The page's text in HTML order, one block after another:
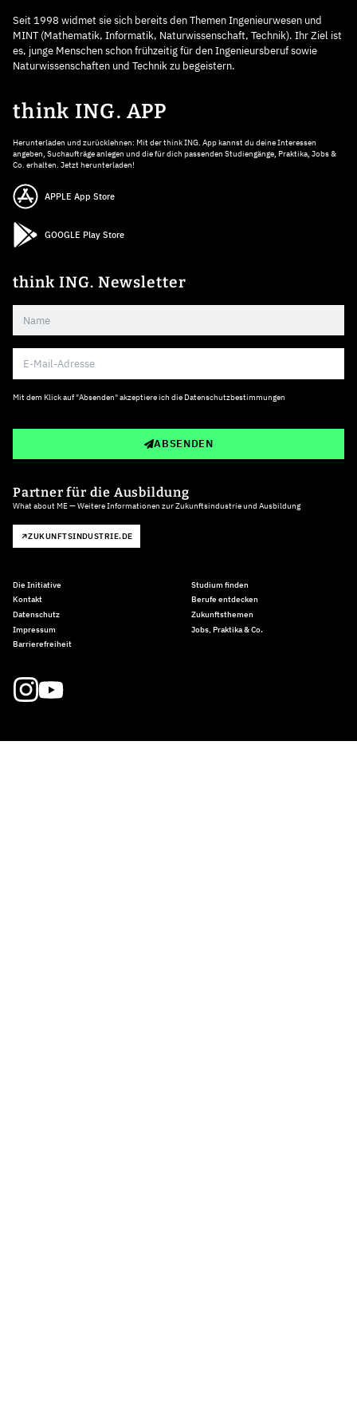
Seit 1998 widmet sie sich bereits den Themen Ingenieurwesen und
MINT (Mathematik, Informatik, Naturwissenschaft, Technik). Ihr Ziel ist
es, junge Menschen schon frühzeitig für den Ingenieursberuf sowie
Naturwissenschaften und Technik zu begeistern.
think ING. APP
Herunterladen und zurücklehnen: Mit der think ING. App kannst du deine Interessen
angeben, Suchaufträge anlegen und die für dich passenden Studiengänge, Praktika, Jobs &
Co. erhalten. Jetzt herunterladen!
APPLE App Store
GOOGLE Play Store
think ING. Newsletter
Mit dem Klick auf "Absenden" akzeptiere ich die Datenschutzbestimmungen
ABSENDEN
Partner für die Ausbildung
What about ME — Weitere Informationen zur Zukunftsindustrie und Ausbildung
ZUKUNFTSINDUSTRIE.DE
Die Initiative
Kontakt
Datenschutz
Impressum
Barrierefreiheit
Studium finden
Berufe entdecken
Zukunftsthemen
Jobs, Praktika & Co.